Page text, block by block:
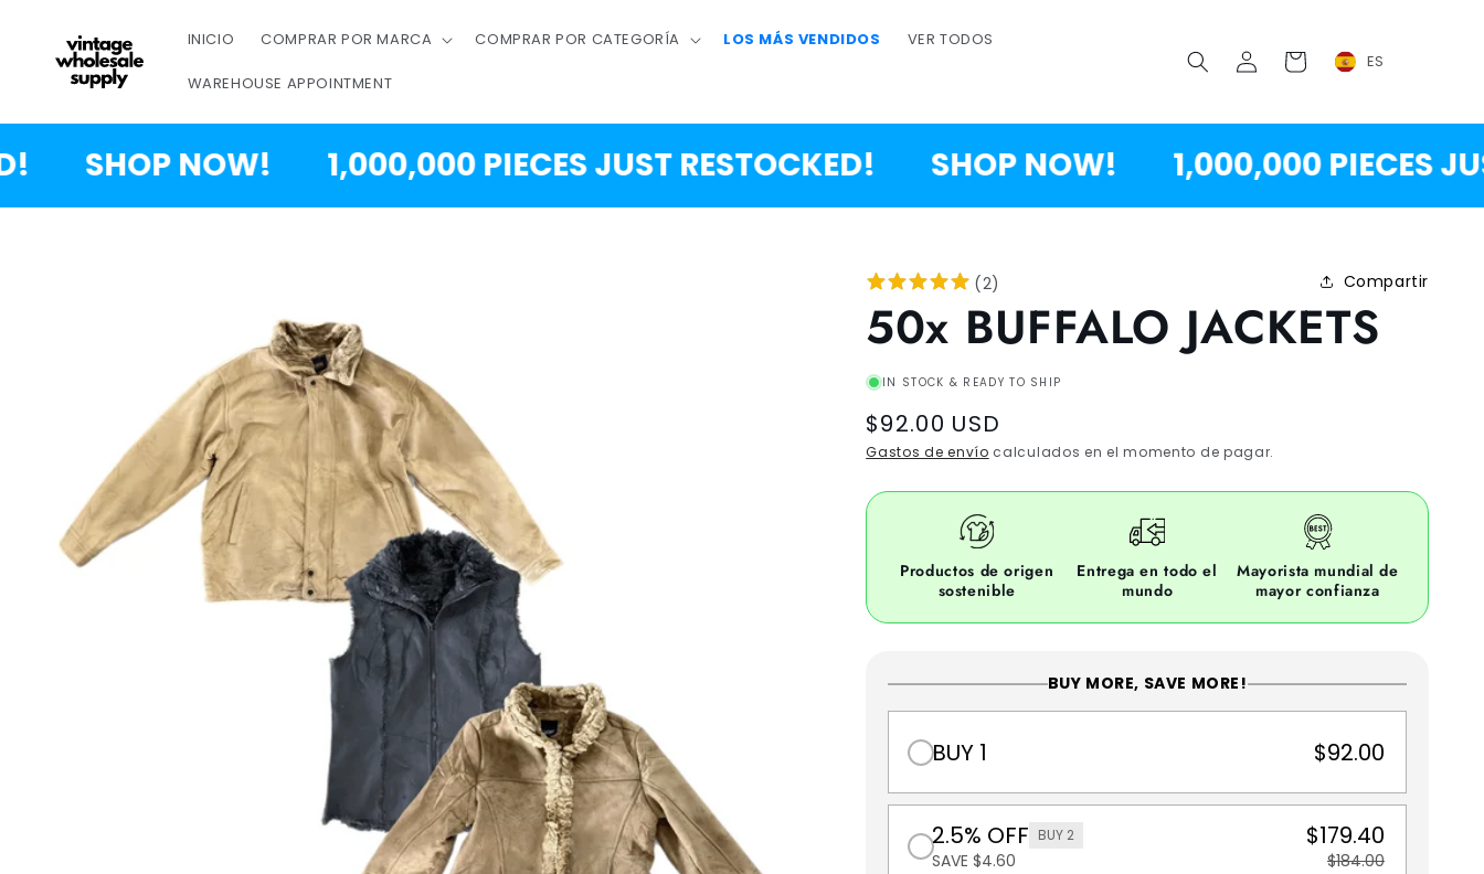
CONTENIDO
INICIO COMPRAR POR MARCA COMPRAR POR CATEGORÍA LOS MÁS VENDIDOS VER TODOS
WAREHOUSE APPOINTMENT
ConectarseCarrito ES
SHOP NOW! 1,000,000 PIECES JUST RESTOCKED! SHOP NOW! 1,000,000 PIECES JUST
(2) Compartir
50x BUFFALO JACKETS
IN STOCK & READY TO SHIP
Regular
price
$92.00 USD
Gastos de envío calculados en el momento de pagar.
Productos de origen
sostenible
Entrega en todo el
mundo
Mayorista mundial de
mayor confianza
BUY MORE, SAVE MORE!
BUY 1 $92.00
2.5% OFF BUY 2
SAVE $4.60
$179.40
$184.00